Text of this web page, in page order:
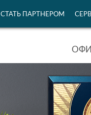
СТАТЬ ПАРТНЕРОМ